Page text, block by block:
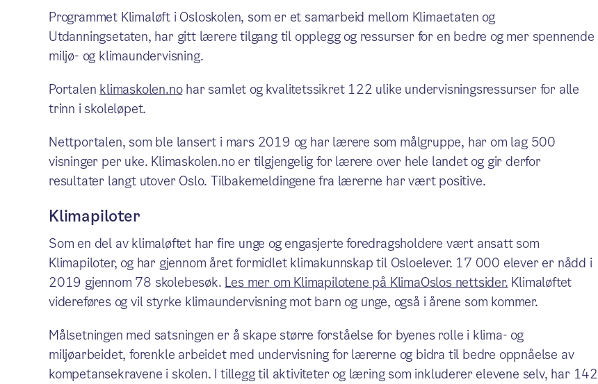
Programmet Klimaløft i Osloskolen, som er et samarbeid mellom Klimaetaten og
Utdanningsetaten, har gitt lærere tilgang til opplegg og ressurser for en bedre og mer spennende
miljø- og klimaundervisning.
Portalen klimaskolen.nohar samlet og kvalitetssikret 122 ulike undervisningsressurser for alle
trinn i skoleløpet.
Nettportalen, som ble lansert i mars 2019 og har lærere som målgruppe, har om lag 500
visninger per uke. Klimaskolen.no er tilgjengelig for lærere over hele landet og gir derfor
resultater langt utover Oslo. Tilbakemeldingene fra lærerne har vært positive.
Klimapiloter
Som en del av klimaløftet har fire unge og engasjerte foredragsholdere vært ansatt som
Klimapiloter, og har gjennom året formidlet klimakunnskap til Osloelever. 17 000 elever er nådd i
2019 gjennom 78 skolebesøk. Les mer om Klimapilotene på KlimaOslos nettsider. Klimaløftet
videreføres og vil styrke klimaundervisning mot barn og unge, også i årene som kommer.
Målsetningen med satsningen er å skape større forståelse for byenes rolle i klima- og
miljøarbeidet, forenkle arbeidet med undervisning for lærerne og bidra til bedre oppnåelse av
kompetansekravene i skolen. I tillegg til aktiviteter og læring som inkluderer elevene selv, har 142